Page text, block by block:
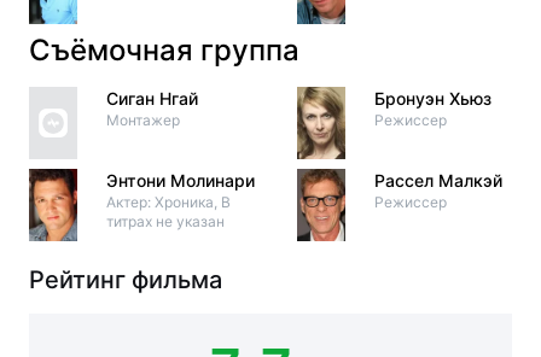
Съёмочная группа
Сиган Нгай
Монтажер
Энтони Молинари
Актер: Хроника, В
титрах не указан
Бронуэн Хьюз
Режиссер
Рассел Малкэй
Режиссер
Рейтинг фильма